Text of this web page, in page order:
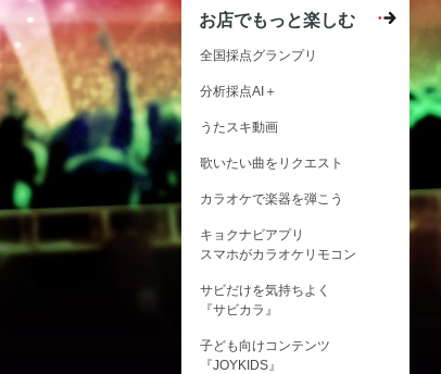
お店でもっと楽しむ
全国採点グランプリ
分析採点AI＋
うたスキ動画
歌いたい曲をリクエスト
カラオケで楽器を弾こう
キョクナビアプリ
スマホがカラオケリモコン
サビだけを気持ちよく
『サビカラ』
子ども向けコンテンツ
『JOYKIDS』